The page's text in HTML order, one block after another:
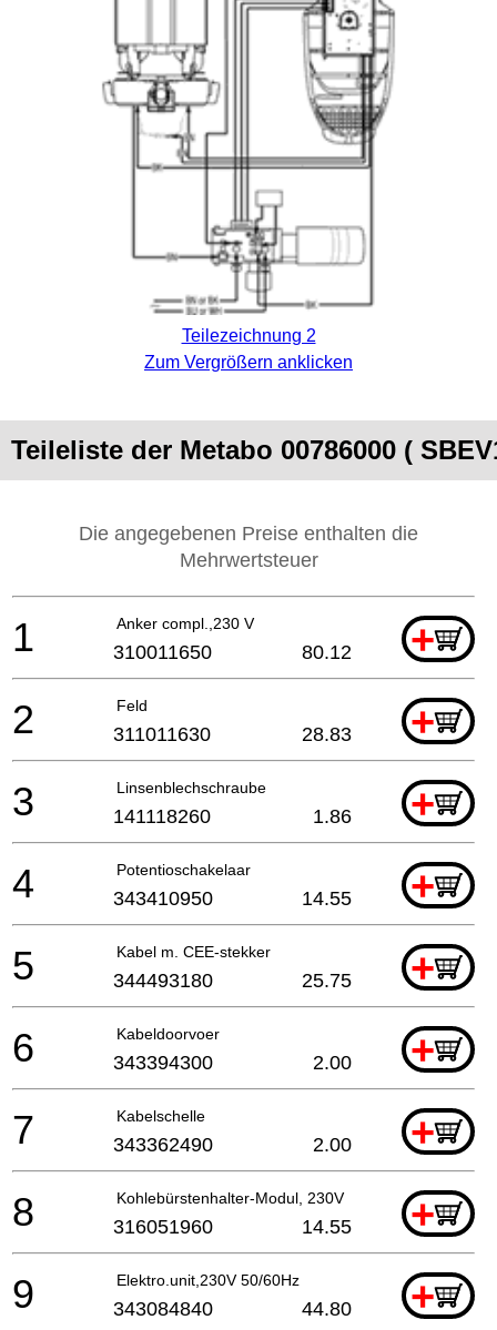
Teilezeichnung 2
Zum Vergrößern anklicken
Teileliste der Metabo 00786000 (
Die angegebenen Preise enthalten die
Mehrwertsteuer
Anker compl.,230 V +
1 310011650 80.12
Feld +
2 311011630 28.83
Linsenblechschraube +
3 141118260 1.86
Potentioschakelaar +
4 343410950 14.55
Kabel m. CEE-stekker +
5 344493180 25.75
Kabeldoorvoer +
6 343394300 2.00
Kabelschelle +
7 343362490 2.00
Kohlebürstenhalter-Modul, 230V +
8 316051960 14.55
Elektro.unit,230V 50/60Hz +
9 343084840 44.80